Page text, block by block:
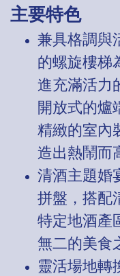
主要特色
兼具格調與
的螺旋樓梯
進充滿活力
開放式的爐
精緻的室內
造出熱鬧而
清酒主題婚
拼盤，搭配
特定地酒產
無二的美食
靈活場地轉